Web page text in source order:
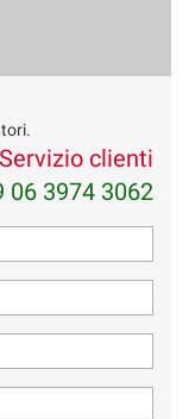
Servizio clienti
06 3974 3062